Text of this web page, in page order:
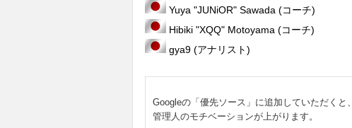
Yuya "JUNiOR" Sawada (コーチ)
Hibiki "XQQ" Motoyama (コーチ)
gya9 (アナリスト)
Googleの「優先ソース」に追加していただくと、
管理人のモチベーションが上がります。